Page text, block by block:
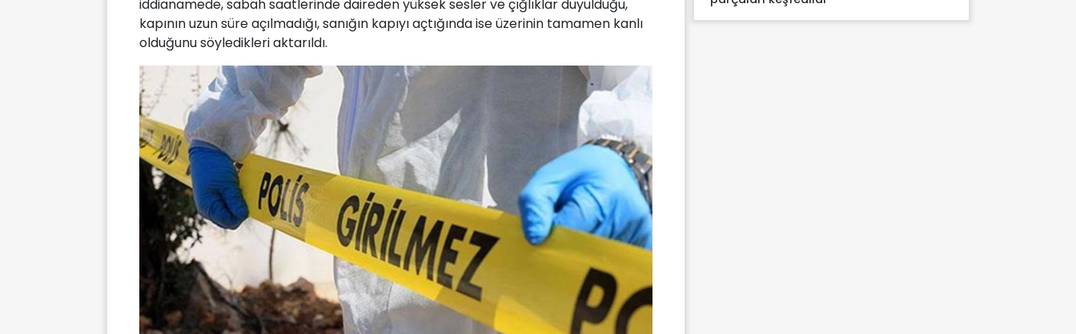
iddianamede, sabah saatlerinde daireden yüksek sesler ve çığlıklar duyulduğu,
kapının uzun süre açılmadığı, sanığın kapıyı açtığında ise üzerinin tamamen kanlı
olduğunu söyledikleri aktarıldı.